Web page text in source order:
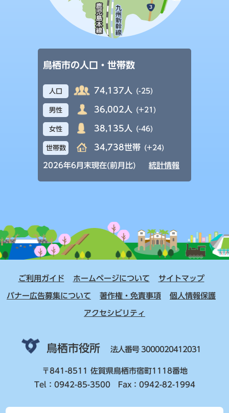
鳥栖市の人口・世帯数
人口 74,137人 (-25)
男性 36,002人 (+21)
女性 38,135人 (-46)
世帯数 34,738世帯 (+24)
2026年6月末現在(前月比) 統計情報
ご利用ガイド ホームページについて サイトマップ
バナー広告募集について 著作権・免責事項 個人情報保護
アクセシビリティ
鳥栖市役所 法人番号 3000020412031
〒841-8511 佐賀県鳥栖市宿町1118番地
Tel：0942-85-3500 Fax：0942-82-1994